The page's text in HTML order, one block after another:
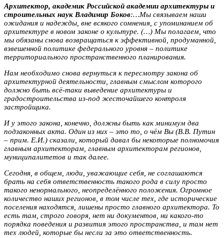
Архитектор, академик Российской академии архитектуры и
строительных наук Владимир Боков:…Мы связываем наши
ожидания и надежды, вне всякого сомнения, с упоминанием об
архитектуре в новом законе о культуре. (…) Мы полагаем, что
мы обязаны снова возвращаться к эффективной, продуманной,
взвешенной политике федерального уровня – политике
территориального пространственного планирования.
Нам необходимо снова вернуться к пересмотру закона об
архитектурной деятельности, главным смыслом которого
должно быть всё-таки выведение архитектуры и
градостроительства из-под жесточайшего контроля
застройщика.
И у этого закона, конечно, должны быть как минимум два
подзаконных акта. Один из них – это то, о чём Вы (В.В. Путин
– прим. Е.И.) сказали, который давал бы некоторые полномочия
главным архитекторам, главным архитекторам регионов,
муниципалитетов и так далее.
Сегодня, в общем, люди, уважающие себя, не соглашаются
брать на себя ответственность такого рода в силу просто
такого ненормального, неопределённого положения. Огромное
количество наших регионов, в том числе тех, где исторические
поселения находятся, лишены просто главного архитектора. То
есть там, строго говоря, нет ни документов, ни какого-то
порядка поведения и развития этого пространства, и там нет
тех людей, которые бы несли за это ответственность.